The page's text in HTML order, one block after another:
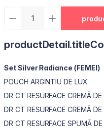
Set Silver Radiance (FEMEI)
POUCH ARGINTIU DE LUX
DR CT RESURFACE CREMĂ
DR CT RESURFACE CREMĂ
DR CT RESURFACE SPUMĂ